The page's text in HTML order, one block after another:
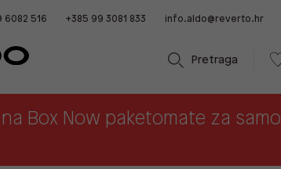
6082 516 +385 99 3081 833 info.aldo@reverto.hr
Pretraga
Box Now paketomate za samo